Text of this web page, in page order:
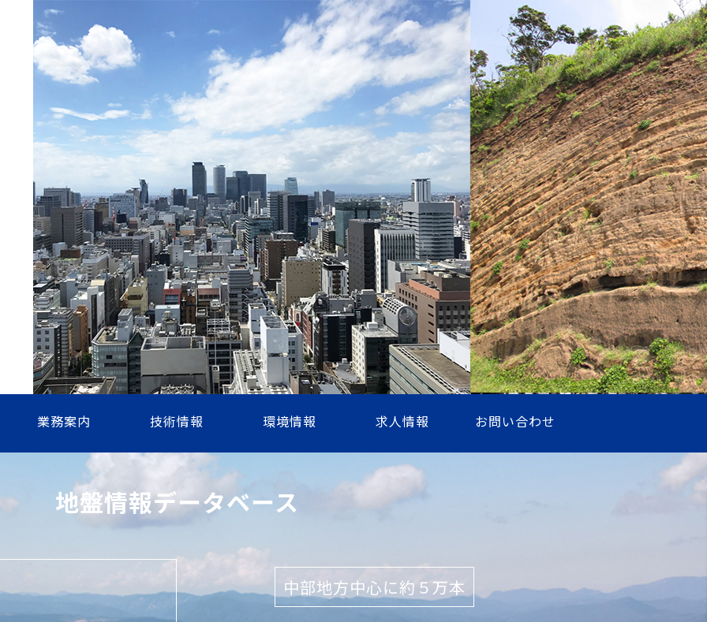
業務案内 技術情報 環境情報 求人情報 お問い合わせ
地盤情報データベース
中部地方中心に約５万本